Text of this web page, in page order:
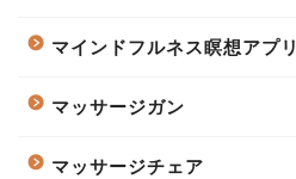
マインドフルネス瞑想アプリ
マッサージガン
マッサージチェア